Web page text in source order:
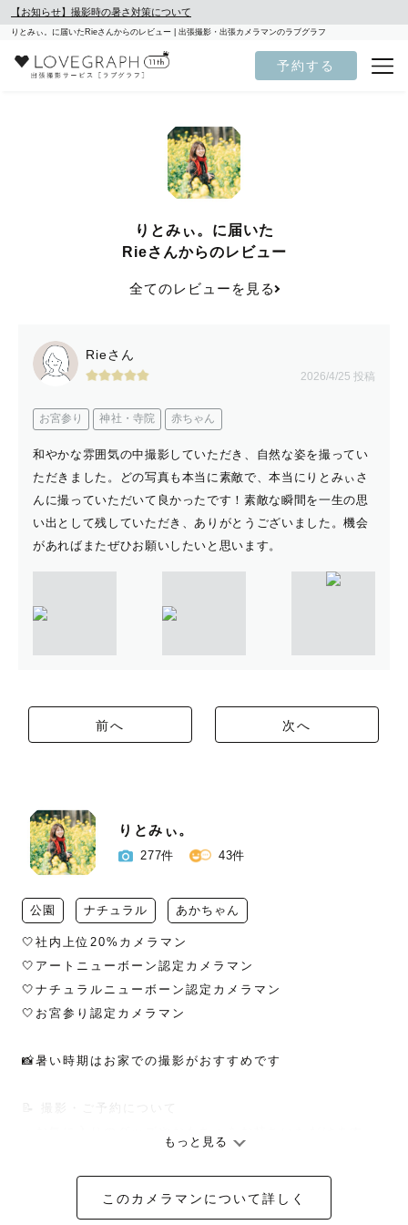
【お知らせ】撮影時の暑さ対策について
りとみぃ。に届いたRieさんからのレビュー | 出張撮影・出張カメラマンのラブグラフ
予約する
りとみぃ。に届いた
Rieさんからのレビュー
全てのレビューを見る
Rieさん
2026/4/25 投稿
お宮参り 神社・寺院 赤ちゃん
和やかな雰囲気の中撮影していただき、自然な姿を撮ってい
ただきました。どの写真も本当に素敵で、本当にりとみぃさ
んに撮っていただいて良かったです！素敵な瞬間を一生の思
い出として残していただき、ありがとうございました。機会
があればまたぜひお願いしたいと思います。
前へ 次へ
りとみぃ。
277件 43件
公園 ナチュラル あかちゃん
🤍社内上位20%カメラマン
🤍アートニューボーン認定カメラマン
🤍ナチュラルニューボーン認定カメラマン
🤍お宮参り認定カメラマン
📸暑い時期はお家での撮影がおすすめです
📝 撮影・ご予約について
・お問合せがあった場合には、予定を「×」にしてお日にち
確保させていただきます。
もっと見る
このカメラマンについて詳しく